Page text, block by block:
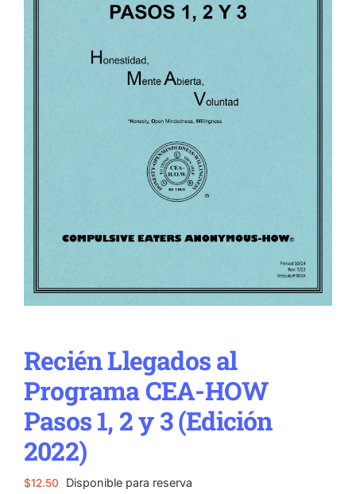
Recién Llegados al
Programa CEA-HOW
Pasos 1, 2 y 3 (Edición
2022)
$12.50 Disponible para reserva